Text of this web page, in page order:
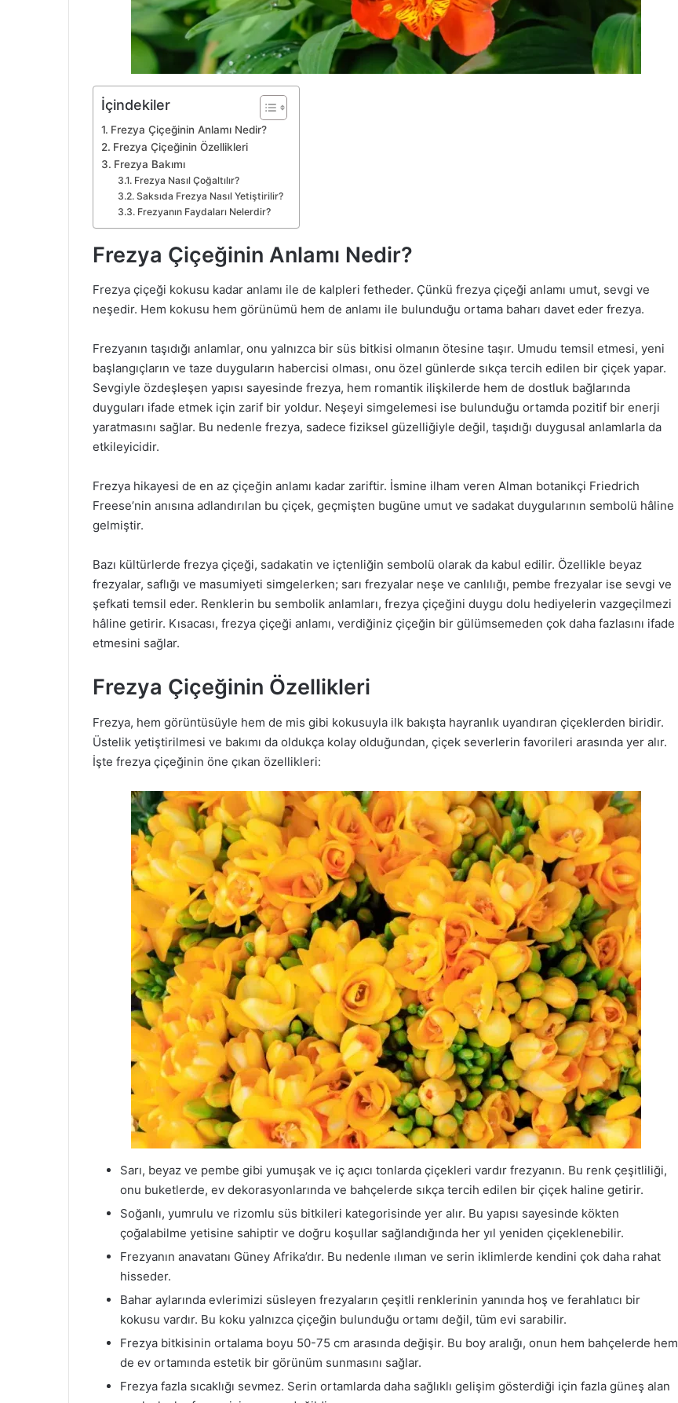
İçindekiler
Frezya Çiçeğinin Anlamı Nedir?
Frezya Çiçeğinin Özellikleri
Frezya Bakımı
Frezya Nasıl Çoğaltılır?
Saksıda Frezya Nasıl Yetiştirilir?
Frezyanın Faydaları Nelerdir?
Frezya Çiçeğinin Anlamı Nedir?
Frezya çiçeği kokusu kadar anlamı ile de kalpleri fetheder. Çünkü frezya çiçeği anlamı umut, sevgi ve
neşedir. Hem kokusu hem görünümü hem de anlamı ile bulunduğu ortama baharı davet eder frezya.
Frezyanın taşıdığı anlamlar, onu yalnızca bir süs bitkisi olmanın ötesine taşır. Umudu temsil etmesi, yeni
başlangıçların ve taze duyguların habercisi olması, onu özel günlerde sıkça tercih edilen bir çiçek yapar.
Sevgiyle özdeşleşen yapısı sayesinde frezya, hem romantik ilişkilerde hem de dostluk bağlarında
duyguları ifade etmek için zarif bir yoldur. Neşeyi simgelemesi ise bulunduğu ortamda pozitif bir enerji
yaratmasını sağlar. Bu nedenle frezya, sadece fiziksel güzelliğiyle değil, taşıdığı duygusal anlamlarla da
etkileyicidir.
Frezya hikayesi de en az çiçeğin anlamı kadar zariftir. İsmine ilham veren Alman botanikçi Friedrich
Freese’nin anısına adlandırılan bu çiçek, geçmişten bugüne umut ve sadakat duygularının sembolü hâline
gelmiştir.
Bazı kültürlerde frezya çiçeği, sadakatin ve içtenliğin sembolü olarak da kabul edilir. Özellikle beyaz
frezyalar, saflığı ve masumiyeti simgelerken; sarı frezyalar neşe ve canlılığı, pembe frezyalar ise sevgi ve
şefkati temsil eder. Renklerin bu sembolik anlamları, frezya çiçeğini duygu dolu hediyelerin vazgeçilmezi
hâline getirir. Kısacası, frezya çiçeği anlamı, verdiğiniz çiçeğin bir gülümsemeden çok daha fazlasını ifade
etmesini sağlar.
Frezya Çiçeğinin Özellikleri
Frezya, hem görüntüsüyle hem de mis gibi kokusuyla ilk bakışta hayranlık uyandıran çiçeklerden biridir.
Üstelik yetiştirilmesi ve bakımı da oldukça kolay olduğundan, çiçek severlerin favorileri arasında yer alır.
İşte frezya çiçeğinin öne çıkan özellikleri:
Sarı, beyaz ve pembe gibi yumuşak ve iç açıcı tonlarda çiçekleri vardır frezyanın. Bu renk çeşitliliği,
onu buketlerde, ev dekorasyonlarında ve bahçelerde sıkça tercih edilen bir çiçek haline getirir.
Soğanlı, yumrulu ve rizomlu süs bitkileri kategorisinde yer alır. Bu yapısı sayesinde kökten
çoğalabilme yetisine sahiptir ve doğru koşullar sağlandığında her yıl yeniden çiçeklenebilir.
Frezyanın anavatanı Güney Afrika’dır. Bu nedenle ılıman ve serin iklimlerde kendini çok daha rahat
hisseder.
Bahar aylarında evlerimizi süsleyen frezyaların çeşitli renklerinin yanında hoş ve ferahlatıcı bir
kokusu vardır. Bu koku yalnızca çiçeğin bulunduğu ortamı değil, tüm evi sarabilir.
Frezya bitkisinin ortalama boyu 50-75 cm arasında değişir. Bu boy aralığı, onun hem bahçelerde hem
de ev ortamında estetik bir görünüm sunmasını sağlar.
Frezya fazla sıcaklığı sevmez. Serin ortamlarda daha sağlıklı gelişim gösterdiği için fazla güneş alan